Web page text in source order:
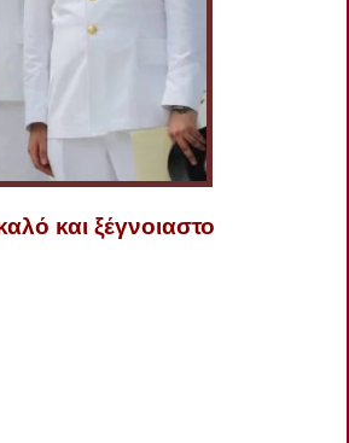
και ξέγνοιαστο